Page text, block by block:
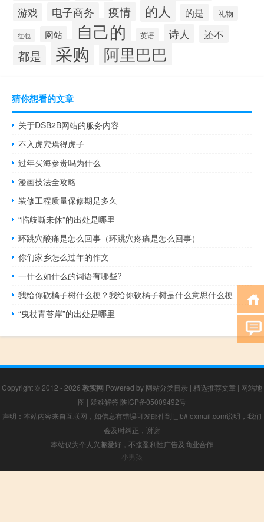
游戏 电子商务 疫情 的人 的是 礼物
红包 网站 自己的 英语 诗人 还不
都是 采购 阿里巴巴
猜你想看的文章
关于DSB2B网站的服务内容
不入虎穴焉得虎子
过年买海参贵吗为什么
漫画技法全攻略
装修工程质量保修期是多久
“临歧嘶未休”的出处是哪里
环跳穴酸痛是怎么回事（环跳穴疼痛是怎么回事）
你们家乡怎么过年的作文
一什么如什么的词语有哪些?
我给你砍橘子树什么梗？我给你砍橘子树是什么意思什么梗
“曳杖青苔岸”的出处是哪里
Copyright © 2012 - 2026 敦实网 Powered by 网站分类目录 | 精选推荐文章 | 网站地
图 | 疑难解答 陕ICP备05009492号
声明：本站内容来自互联网，如信息有错误可发邮件到f_fb#foxmail.com说明，我们
会及时纠正，谢谢
本站仅为个人兴趣爱好，不接盈利性广告及商业合作
小男孩